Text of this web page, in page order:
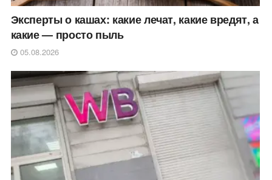
Эксперты о кашах: какие лечат, какие вредят, а
какие — просто пыль
05.08.2026